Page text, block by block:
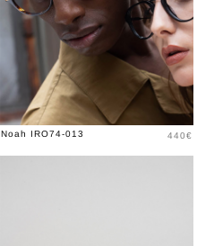
Noah IRO74-013 Prix
440€